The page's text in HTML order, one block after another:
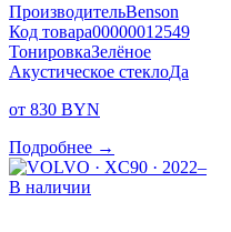
ПроизводительBenson
Код товара00000012549
ТонировкаЗелёное
Акустическое стеклоДа
от 830 BYN
Подробнее →
В наличии